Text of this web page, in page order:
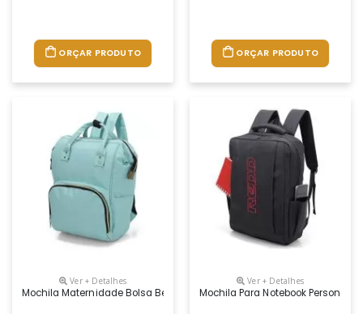
ORÇAR PRODUTO ORÇAR PRODUTO
Ver + Detalhes
Mochila Maternidade Bolsa Bebê Personalizada
Ver + Detalhes
Mochila Para Notebook